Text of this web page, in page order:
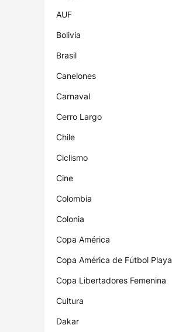
AUF
Bolivia
Brasil
Canelones
Carnaval
Cerro Largo
Chile
Ciclismo
Cine
Colombia
Colonia
Copa América
Copa América de Fútbol Playa
Copa Libertadores Femenina
Cultura
Dakar